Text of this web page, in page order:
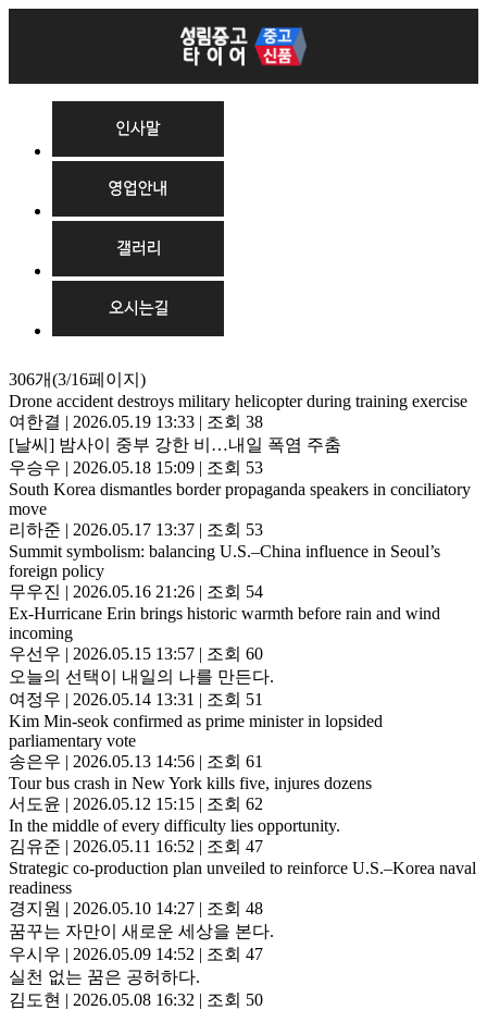
306개(3/16페이지)
Drone accident destroys military helicopter during training exercise
여한결 | 2026.05.19 13:33 | 조회 38
[날씨] 밤사이 중부 강한 비…내일 폭염 주춤
우승우 | 2026.05.18 15:09 | 조회 53
South Korea dismantles border propaganda speakers in conciliatory
move
리하준 | 2026.05.17 13:37 | 조회 53
Summit symbolism: balancing U.S.–China influence in Seoul’s
foreign policy
무우진 | 2026.05.16 21:26 | 조회 54
Ex-Hurricane Erin brings historic warmth before rain and wind
incoming
우선우 | 2026.05.15 13:57 | 조회 60
오늘의 선택이 내일의 나를 만든다.
여정우 | 2026.05.14 13:31 | 조회 51
Kim Min-seok confirmed as prime minister in lopsided
parliamentary vote
송은우 | 2026.05.13 14:56 | 조회 61
Tour bus crash in New York kills five, injures dozens
서도윤 | 2026.05.12 15:15 | 조회 62
In the middle of every difficulty lies opportunity.
김유준 | 2026.05.11 16:52 | 조회 47
Strategic co-production plan unveiled to reinforce U.S.–Korea naval
readiness
경지원 | 2026.05.10 14:27 | 조회 48
꿈꾸는 자만이 새로운 세상을 본다.
우시우 | 2026.05.09 14:52 | 조회 47
실천 없는 꿈은 공허하다.
김도현 | 2026.05.08 16:32 | 조회 50